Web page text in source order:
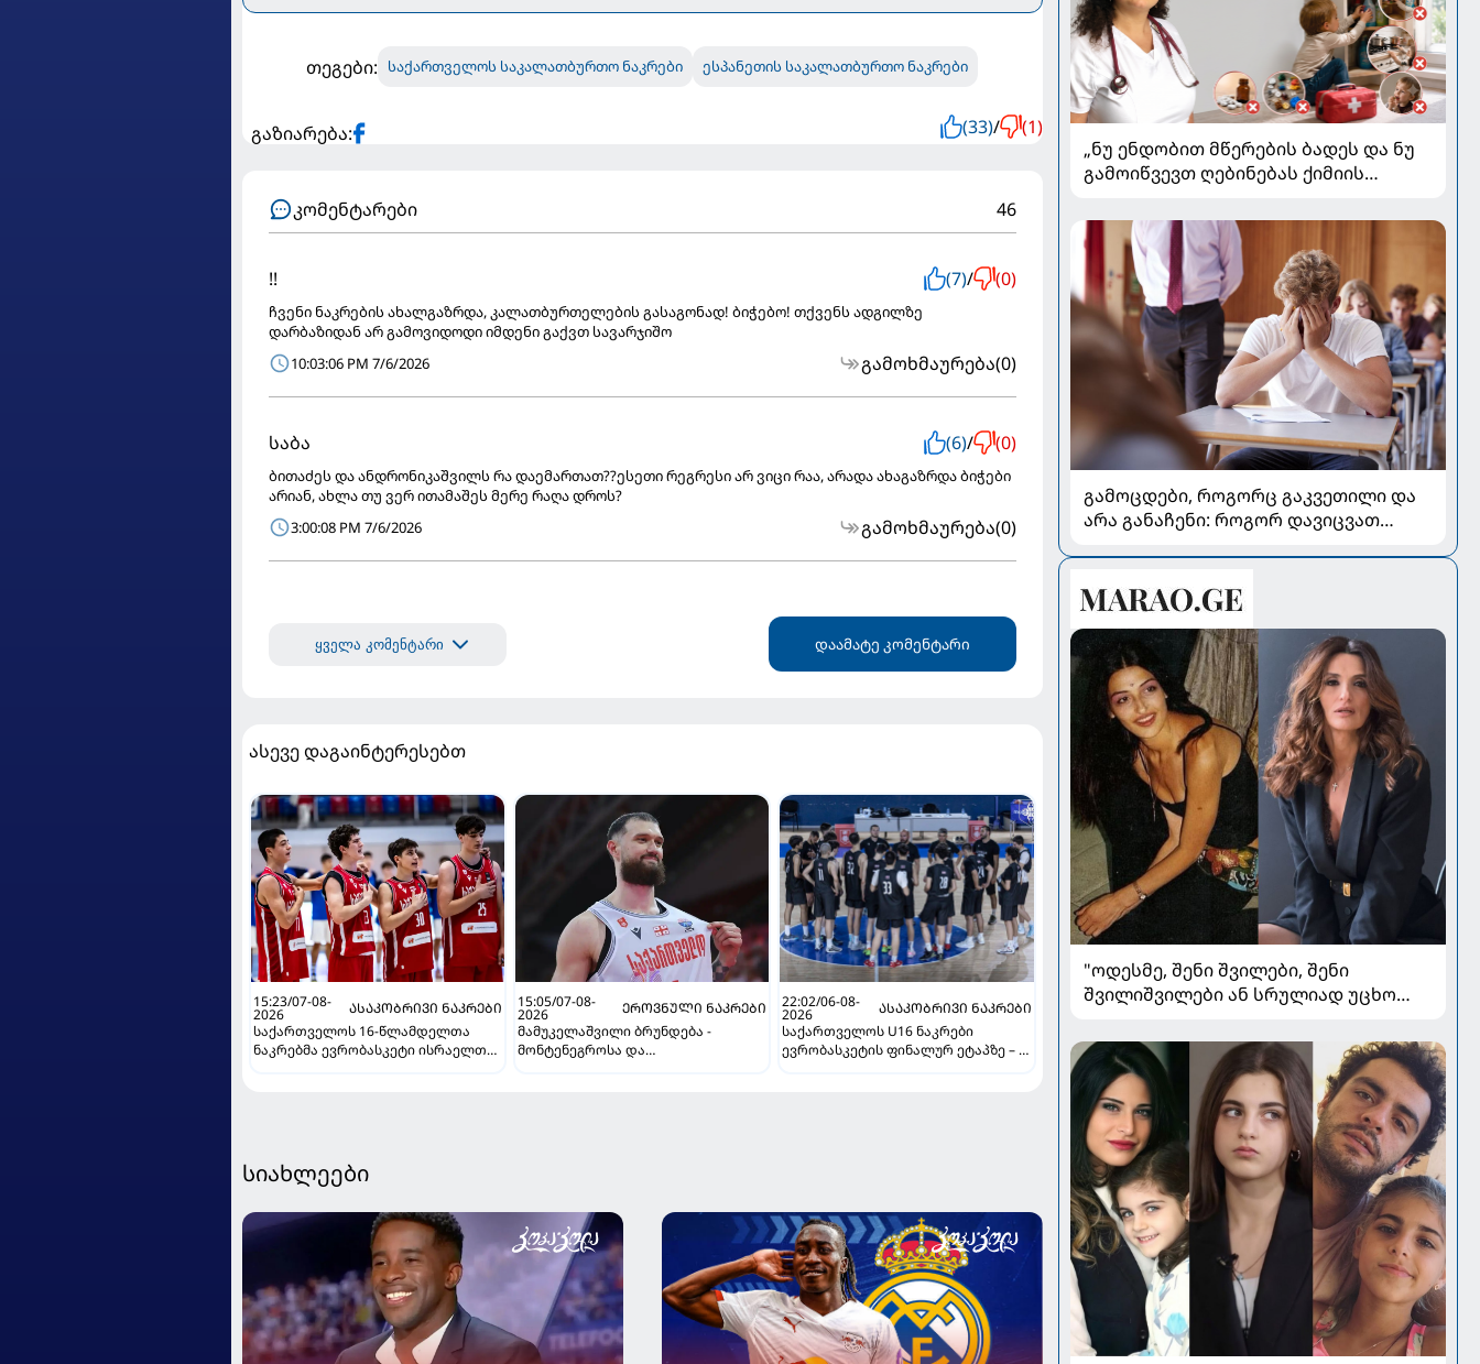
თეგები: საქართველოს საკალათბურთო ნაკრები ესპანეთის საკალათბურთო ნაკრები
გაზიარება: (33)/ (1)
კომენტარები 46
!! (7)/ (0)
ჩვენი ნაკრების ახალგაზრდა, კალათბურთელების გასაგონად! ბიჭებო! თქვენს ადგილზე
დარბაზიდან არ გამოვიდოდი იმდენი გაქვთ სავარჯიშო
10:03:06 PM 7/6/2026
გამოხმაურება(0)
საბა (6)/ (0)
ბითაძეს და ანდრონიკაშვილს რა დაემართათ??ესეთი რეგრესი არ ვიცი რაა, არადა ახაგაზრდა ბიჭები
არიან, ახლა თუ ვერ ითამაშეს მერე რაღა დროს?
3:00:08 PM 7/6/2026
გამოხმაურება(0)
ყველა კომენტარი დაამატე კომენტარი
ასევე დაგაინტერესებთ
15:23/07-08-
2026
ᲐᲡᲐᲙᲝᲑᲠᲘᲕᲘ ᲜᲐᲙᲠᲔᲑᲘ
საქართველოს 16-წლამდელთა
ნაკრებმა ევრობასკეტი ისრაელთან
15:05/07-08-
2026
ᲔᲠᲝᲕᲜᲣᲚᲘ ᲜᲐᲙᲠᲔᲑᲘ
მამუკელაშვილი ბრუნდება -
მონტენეგროსა და
22:02/06-08-
2026
ᲐᲡᲐᲙᲝᲑᲠᲘᲕᲘ ᲜᲐᲙᲠᲔᲑᲘ
საქართველოს U16 ნაკრები
ევრობასკეტის ფინალურ ეტაპზე – A
სიახლეები
„ნუ ენდობით მწერების ბადეს და ნუ
გამოიწვევთ ღებინებას ქიმიის
ბავშვი კრიტიკულ სიტუაციაში,
პედიატრ სალომე ახვლედიანის
რჩევები
გამოცდები, როგორც გაკვეთილი და
არა განაჩენი: როგორ დავიცვათ
"ოდესმე, შენი შვილები, შენი
შვილიშვილები ან სრულიად უცხო
პორტრეტს...." - რას წერს მარი ნაკანი
კრისტი ყიფშიძეზე